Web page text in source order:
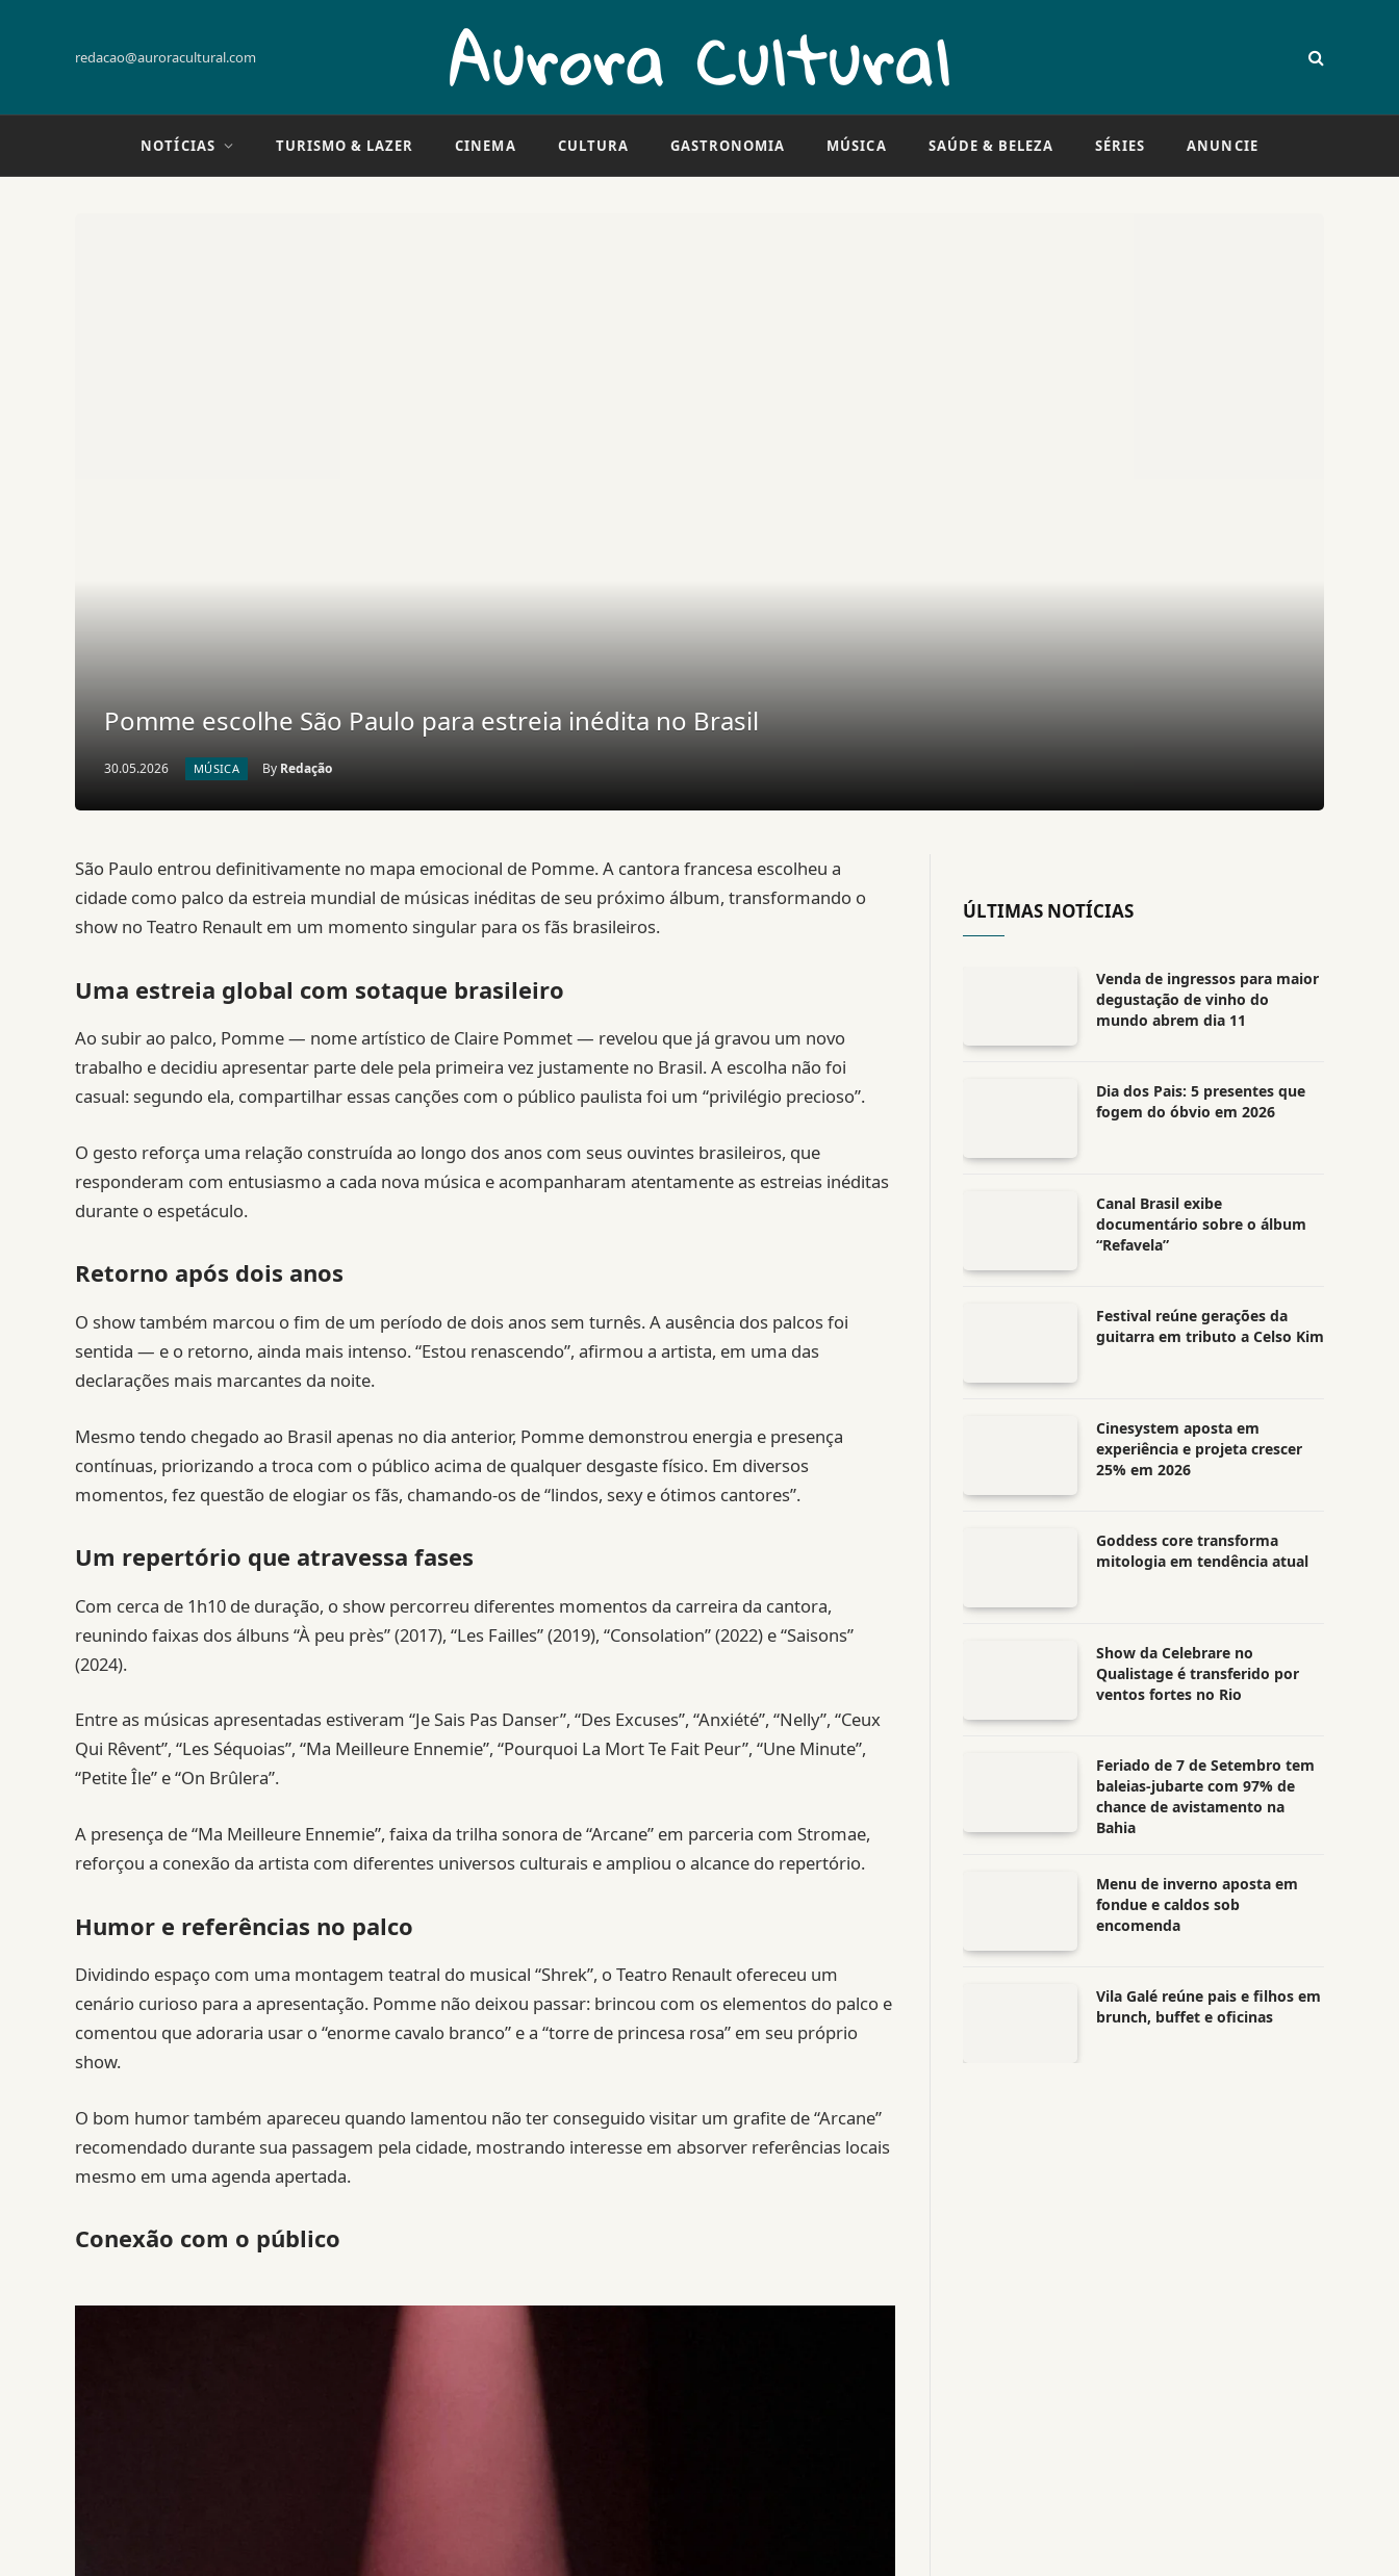
redacao@auroracultural.com
NOTÍCIAS TURISMO & LAZER CINEMA CULTURA GASTRONOMIA MÚSICA SAÚDE & BELEZA SÉRIES ANUNCIE
Pomme escolhe São Paulo para estreia inédita no Brasil
30.05.2026 MÚSICA By Redação
São Paulo entrou definitivamente no mapa emocional de Pomme. A cantora francesa escolheu a
cidade como palco da estreia mundial de músicas inéditas de seu próximo álbum, transformando o
show no Teatro Renault em um momento singular para os fãs brasileiros.
Uma estreia global com sotaque brasileiro
Ao subir ao palco, Pomme — nome artístico de Claire Pommet — revelou que já gravou um novo
trabalho e decidiu apresentar parte dele pela primeira vez justamente no Brasil. A escolha não foi
casual: segundo ela, compartilhar essas canções com o público paulista foi um “privilégio precioso”.
O gesto reforça uma relação construída ao longo dos anos com seus ouvintes brasileiros, que
responderam com entusiasmo a cada nova música e acompanharam atentamente as estreias inéditas
durante o espetáculo.
Retorno após dois anos
O show também marcou o fim de um período de dois anos sem turnês. A ausência dos palcos foi
sentida — e o retorno, ainda mais intenso. “Estou renascendo”, afirmou a artista, em uma das
declarações mais marcantes da noite.
Mesmo tendo chegado ao Brasil apenas no dia anterior, Pomme demonstrou energia e presença
contínuas, priorizando a troca com o público acima de qualquer desgaste físico. Em diversos
momentos, fez questão de elogiar os fãs, chamando-os de “lindos, sexy e ótimos cantores”.
Um repertório que atravessa fases
Com cerca de 1h10 de duração, o show percorreu diferentes momentos da carreira da cantora,
reunindo faixas dos álbuns “À peu près” (2017), “Les Failles” (2019), “Consolation” (2022) e “Saisons”
(2024).
Entre as músicas apresentadas estiveram “Je Sais Pas Danser”, “Des Excuses”, “Anxiété”, “Nelly”, “Ceux
Qui Rêvent”, “Les Séquoias”, “Ma Meilleure Ennemie”, “Pourquoi La Mort Te Fait Peur”, “Une Minute”,
“Petite Île” e “On Brûlera”.
A presença de “Ma Meilleure Ennemie”, faixa da trilha sonora de “Arcane” em parceria com Stromae,
reforçou a conexão da artista com diferentes universos culturais e ampliou o alcance do repertório.
Humor e referências no palco
Dividindo espaço com uma montagem teatral do musical “Shrek”, o Teatro Renault ofereceu um
cenário curioso para a apresentação. Pomme não deixou passar: brincou com os elementos do palco e
comentou que adoraria usar o “enorme cavalo branco” e a “torre de princesa rosa” em seu próprio
show.
O bom humor também apareceu quando lamentou não ter conseguido visitar um grafite de “Arcane”
recomendado durante sua passagem pela cidade, mostrando interesse em absorver referências locais
mesmo em uma agenda apertada.
Conexão com o público
ÚLTIMAS NOTÍCIAS
Venda de ingressos para maior
degustação de vinho do
mundo abrem dia 11
Dia dos Pais: 5 presentes que
fogem do óbvio em 2026
Canal Brasil exibe
documentário sobre o álbum
“Refavela”
Festival reúne gerações da
guitarra em tributo a Celso Kim
Cinesystem aposta em
experiência e projeta crescer
25% em 2026
Goddess core transforma
mitologia em tendência atual
Show da Celebrare no
Qualistage é transferido por
ventos fortes no Rio
Feriado de 7 de Setembro tem
baleias-jubarte com 97% de
chance de avistamento na
Bahia
Menu de inverno aposta em
fondue e caldos sob
encomenda
Vila Galé reúne pais e filhos em
brunch, buffet e oficinas